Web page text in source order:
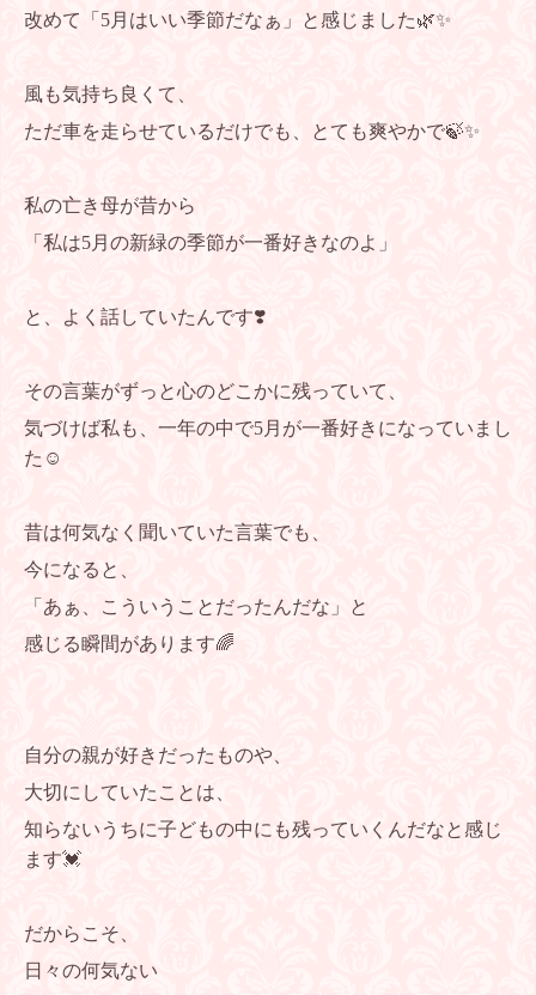
改めて「5月はいい季節だなぁ」と感じました🌿✨
風も気持ち良くて、
ただ車を走らせているだけでも、とても爽やかで🍃✨
私の亡き母が昔から
「私は5月の新緑の季節が一番好きなのよ」
と、よく話していたんです❣️
その言葉がずっと心のどこかに残っていて、
気づけば私も、一年の中で5月が一番好きになっていまし
た☺️
昔は何気なく聞いていた言葉でも、
今になると、
「あぁ、こういうことだったんだな」と
感じる瞬間があります🌈
自分の親が好きだったものや、
大切にしていたことは、
知らないうちに子どもの中にも残っていくんだなと感じ
ます💓
だからこそ、
日々の何気ない